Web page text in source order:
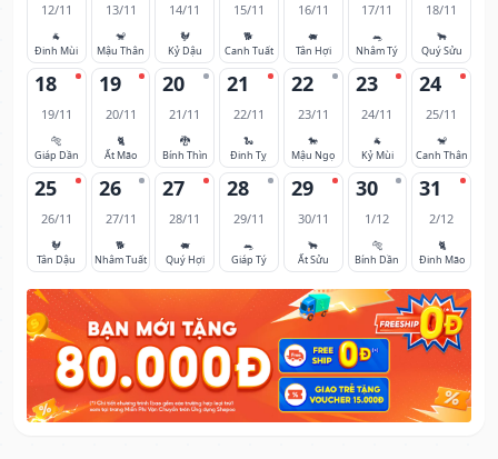
12/11
🐐
Đinh Mùi
13/11
🐒
Mậu Thân
14/11
🐓
Kỷ Dậu
15/11
🐕
Canh Tuất
16/11
🐖
Tân Hợi
17/11
🐀
Nhâm Tý
18/11
🐂
Quý Sửu
18
19/11
🐅
Giáp Dần
19
20/11
🐈
Ất Mão
20
21/11
🐉
Bính Thìn
21
22/11
🐍
Đinh Tỵ
22
23/11
🐎
Mậu Ngọ
23
24/11
🐐
Kỷ Mùi
24
25/11
🐒
Canh Thân
25
26/11
🐓
Tân Dậu
26
27/11
🐕
Nhâm Tuất
27
28/11
🐖
Quý Hợi
28
29/11
🐀
Giáp Tý
29
30/11
🐂
Ất Sửu
30
1/12
🐅
Bính Dần
31
2/12
🐈
Đinh Mão